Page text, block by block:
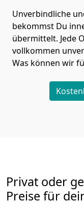
Unverbindliche
bekommst Du
übermittelt. Jede
vollkommen
Was können wir
Privat oder
Preise für